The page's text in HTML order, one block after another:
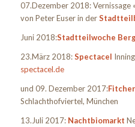
07.Dezember 2018: Vernissage
von Peter Euser in der
Juni 2018:Stadtteilwoche
23.März 2018:Spectacel
spectacel.de
und 09. Dezember 2017:
Schlachthofviertel, München
13.Juli 2017: Nachtbiomarkt